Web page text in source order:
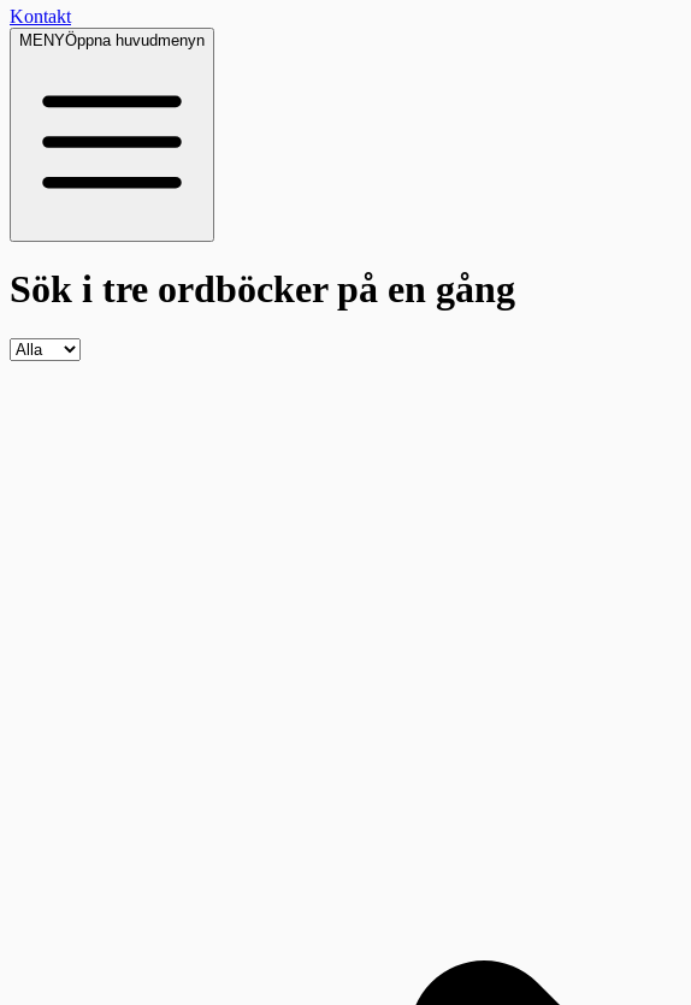
Kontakt
MENYÖppna huvudmenyn
Sök i tre ordböckerpå en gång